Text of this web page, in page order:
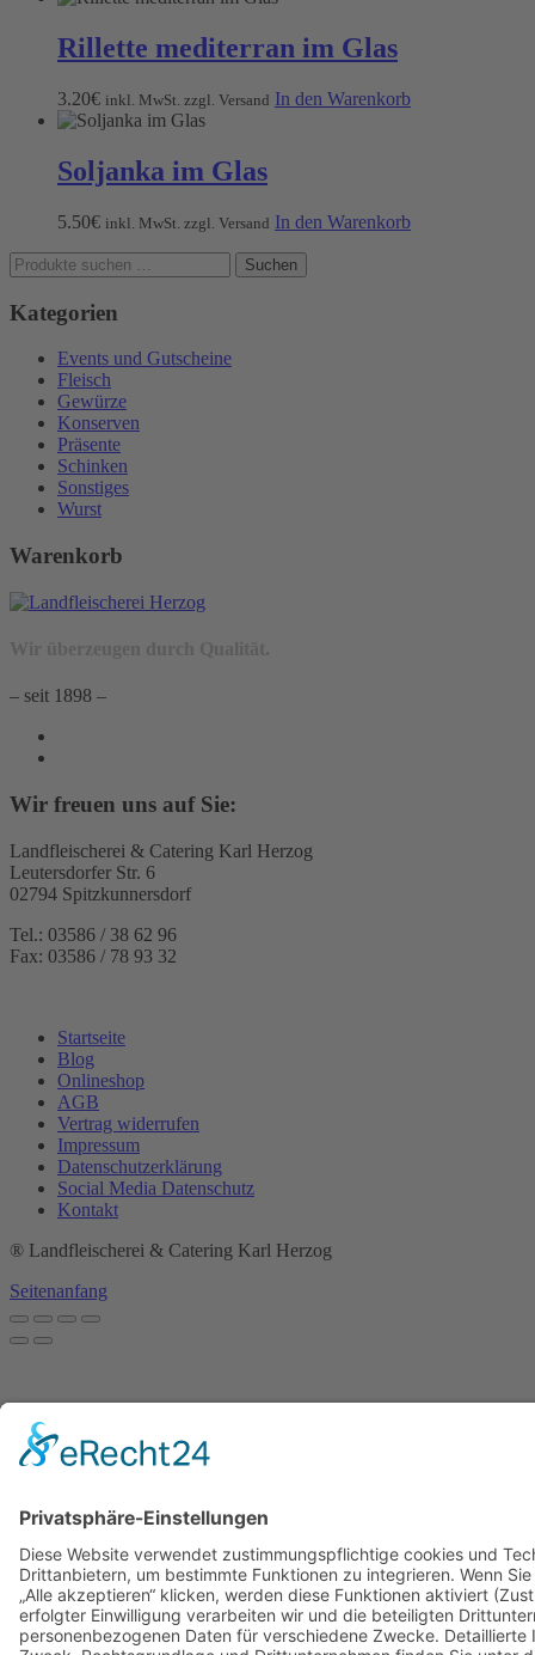
Rillette mediterran im Glas
3.20€ inkl. MwSt. zzgl. Versand In den Warenkorb
Soljanka im Glas
5.50€ inkl. MwSt. zzgl. Versand In den Warenkorb
Suchen
nach:
Suchen
Kategorien
Events und Gutscheine
Fleisch
Gewürze
Konserven
Präsente
Schinken
Sonstiges
Wurst
Warenkorb
– seit 1898 –
Wir freuen uns auf Sie:
Landfleischerei & Catering Karl Herzog
Leutersdorfer Str. 6
02794 Spitzkunnersdorf
Tel.: 03586 / 38 62 96
Fax: 03586 / 78 93 32
Startseite
Blog
Onlineshop
AGB
Vertrag widerrufen
Impressum
Datenschutzerklärung
Social Media Datenschutz
Kontakt
® Landfleischerei & Catering Karl Herzog
Seitenanfang